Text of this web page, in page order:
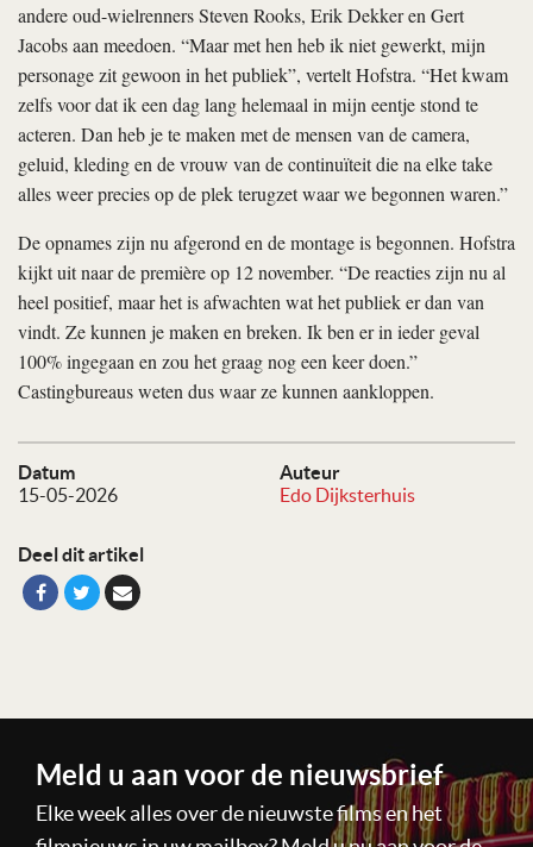
Datum
15-05-2026
Auteur
Edo Dijksterhuis
Deel dit artikel
andere oud-wielrenners Steven Rooks, Erik Dekker en Gert
Jacobs aan meedoen. “Maar met hen heb ik niet gewerkt, mijn
personage zit gewoon in het publiek”, vertelt Hofstra. “Het kwam
zelfs voor dat ik een dag lang helemaal in mijn eentje stond te
acteren. Dan heb je te maken met de mensen van de camera,
geluid, kleding en de vrouw van de continuïteit die na elke take
alles weer precies op de plek terugzet waar we begonnen waren.”
De opnames zijn nu afgerond en de montage is begonnen. Hofstra
kijkt uit naar de première op 12 november. “De reacties zijn nu al
heel positief, maar het is afwachten wat het publiek er dan van
vindt. Ze kunnen je maken en breken. Ik ben er in ieder geval
100% ingegaan en zou het graag nog een keer doen.”
Castingbureaus weten dus waar ze kunnen aankloppen.
Meld u aan voor de nieuwsbrief
Elke week alles over de nieuwste films en het